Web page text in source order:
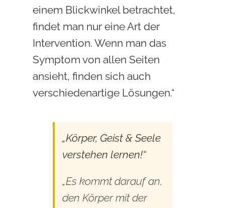
einem Blickwinkel betrachtet,
findet man nur eine Art der
Intervention. Wenn man das
Symptom von allen Seiten
ansieht, finden sich auch
verschiedenartige Lösungen.“
„Körper, Geist & Seele
verstehen lernen!“
„Es kommt darauf an,
den Körper mit der